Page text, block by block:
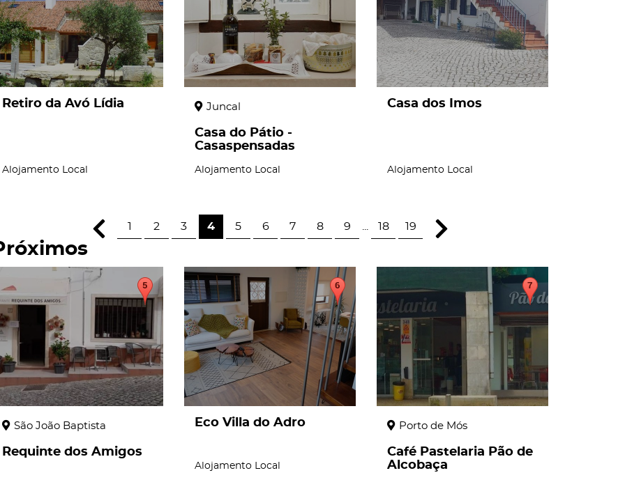
Retiro da Avó Lídia
Alojamento Local
Juncal
Casa do Pátio -
Casaspensadas
Alojamento Local
Casa dos Imos
Alojamento Local
1 2 3 4 5 6 7 8 9 18 19
São João Baptista
Requinte dos Amigos
page
Eco Villa do Adro
Alojamento Local
Porto de Mós
Café Pastelaria Pão de
Alcobaça